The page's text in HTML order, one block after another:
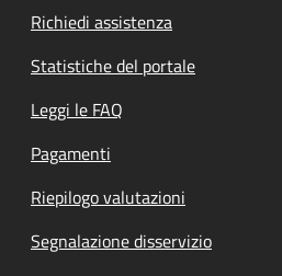
Richiedi assistenza
Statistiche del portale
Leggi le FAQ
Pagamenti
Riepilogo valutazioni
Segnalazione disservizio